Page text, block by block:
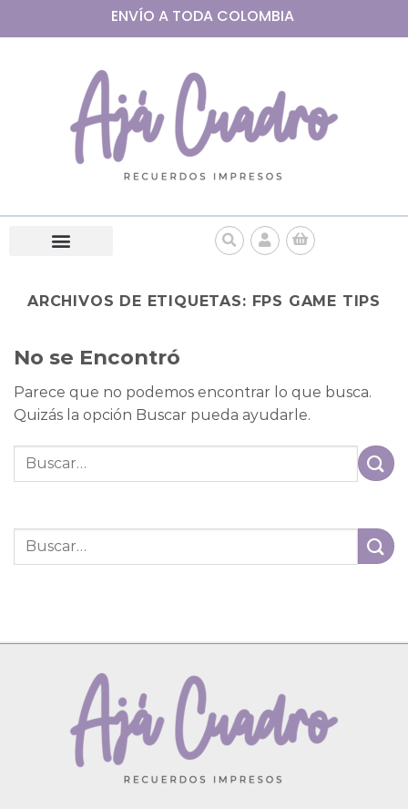
ENVÍO A TODA COLOMBIA
ARCHIVOS DE ETIQUETAS: FPS GAME TIPS
No se Encontró
Parece que no podemos encontrar lo que busca.
Quizás la opción Buscar pueda ayudarle.